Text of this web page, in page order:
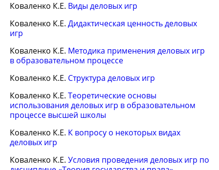
Коваленко К.Е. Виды деловых игр
Коваленко К.Е. Дидактическая ценность деловых
игр
Коваленко К.Е. Методика применения деловых игр
в образовательном процессе
Коваленко К.Е. Структура деловых игр
Коваленко К.Е. Теоретические основы
использования деловых игр в образовательном
процессе высшей школы
Коваленко К.Е. К вопросу о некоторых видах
деловых игр
Коваленко К.Е. Условия проведения деловых игр по